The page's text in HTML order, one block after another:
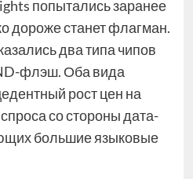
попытались заранее
дороже станет флагман.
два типа чипов
флэш. Оба вида
рост цен на
со стороны дата-
большие языковые